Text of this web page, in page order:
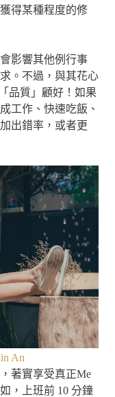
得某種程度的修
影響其他例行事
。不過，與其花心
品質」顧好！如果
工作、快速吃飯、
出錯率，或者更
An
著實享受真正Me
，上班前 10 分鐘